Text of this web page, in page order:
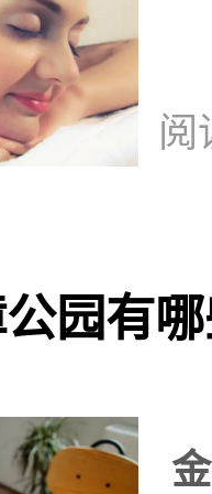
阅
园有